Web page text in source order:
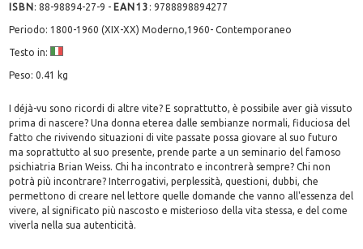
ISBN:88-98894-27-9 - EAN13 :9788898894277
Periodo: 1800-1960 (XIX-XX) Moderno,1960- Contemporaneo
Testo in:
Peso: 0.41 kg
I déjà-vu sono ricordi di altre vite? E soprattutto, è possibile aver già vissuto
prima di nascere? Una donna eterea dalle sembianze normali, fiduciosa del
fatto che rivivendo situazioni di vite passate possa giovare al suo futuro
ma soprattutto al suo presente, prende parte a un seminario del famoso
psichiatria Brian Weiss. Chi ha incontrato e incontrerà sempre? Chi non
potrà più incontrare? Interrogativi, perplessità, questioni, dubbi, che
permettono di creare nel lettore quelle domande che vanno all'essenza del
vivere, al significato più nascosto e misterioso della vita stessa, e del come
viverla nella sua autenticità.